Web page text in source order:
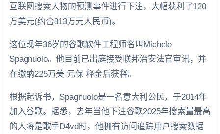
互联网搜索人物的预测事件进行下注，大幅获利了120
万美元(约合813万元人民币)。
这位现年36岁的谷歌软件工程师名叫Michele
Spagnuolo。他目前已出庭接受联邦治安法官审讯，并
在缴纳225万美 元保 释金后获释。
根据起诉书，Spagnuolo是一名意大利公民，于2014年
加入谷歌。据悉，去年当他下注谷歌2025年搜索量最高
的人将是歌手D4vd时，他拥有访问追踪用户搜索数据